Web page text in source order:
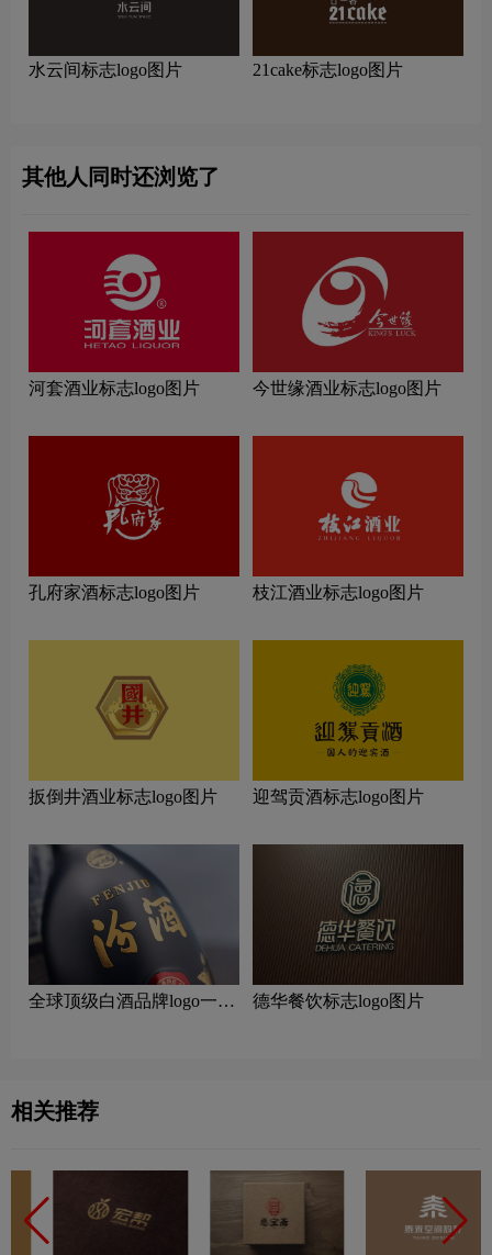
水云间标志logo图片 21cake标志logo图片
其他人同时还浏览了
河套酒业标志logo图片 今世缘酒业标志logo图片
孔府家酒标志logo图片 枝江酒业标志logo图片
扳倒井酒业标志logo图片 迎驾贡酒标志logo图片
全球顶级白酒品牌logo一
德华餐饮标志logo图片
相关推荐